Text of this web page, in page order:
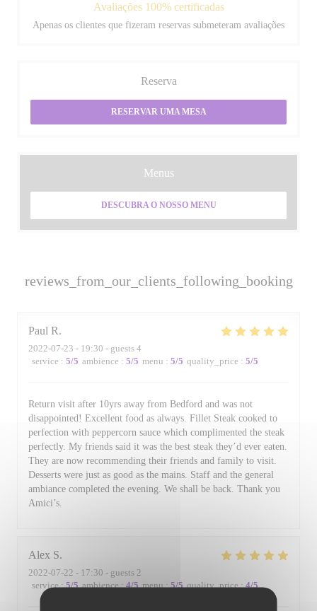
reviews_from_our_clients_following_booking
Paul R
2022-07-23 - 19:30 - guests 4
service : 5/5 ambience : 5/5 menu : 5/5 quality_price : 5/5
Return visit after 10yrs away from Bedford and was not
disappointed! Excellent food as always. Fillet Steak cooked to
perfection with peppercorn sauce which complimented the steak
perfectly. My friends said it was the best steak they’d ever eaten.
They are now recommending their friends and family to visit.
Desserts were just as good as the mains. Staff and the general
ambiance completed the evening. We shall be back. Thank you
Amici’s.
Alex S
2022-07-22 - 17:30 - guests 2
service: 5/5 ambience: 4/5 menu: 5/5 quality_price: 4/5
Avaliações 100% certificadas
Apenas os clientes que fizeram reservas submeteram avaliações
Reserva
RESERVAR UMA MESA
Menus
DESCUBRA O NOSSO MENU